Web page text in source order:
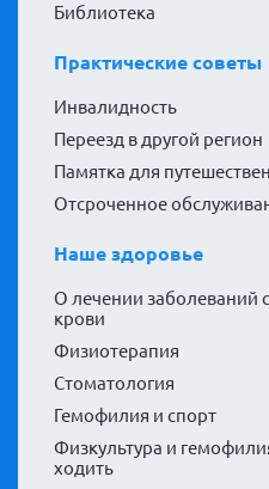
Библиотека
Практические советы
Инвалидность
Переезд в другой регион
Памятка для
Отсроченное
Наше здоровье
О лечении заболеваний
крови
Физиотерапия
Стоматология
Гемофилия и спорт
Физкультура и
ходить